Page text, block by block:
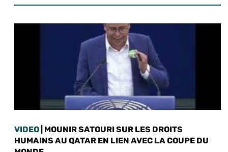
VIDEO | MOUNIR SATOURI SUR LES DROITS
HUMAINS AU QATAR EN LIEN AVEC LA COUPE DU